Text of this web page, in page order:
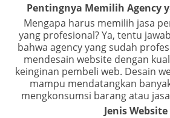
Pentingnya Memilih Agency
Mengapa harus memilih jasa
yang profesional? Ya, tentu
bahwa agency yang sudah
mendesain website dengan
keinginan pembeli web. Desain
mampu mendatangkan
mengkonsumsi barang atau
Jenis Website